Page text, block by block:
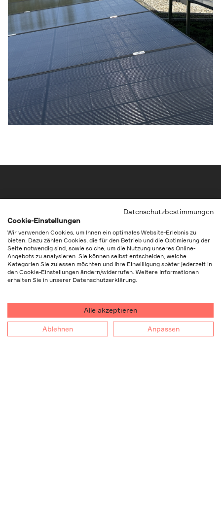
The vision to empower
Voltavision
Datenschutzbestimmungen
Cookie-Einstellungen
Wir verwenden Cookies, um Ihnen ein optimales Website-Erlebnis zu
bieten. Dazu zählen Cookies, die für den Betrieb und die Optimierung der
Seite notwendig sind, sowie solche, um die Nutzung unseres Online-
Angebots zu analysieren. Sie können selbst entscheiden, welche
Kategorien Sie zulassen möchten und Ihre Einwilligung später jederzeit in
den Cookie-Einstellungen ändern/widerrufen. Weitere Informationen
erhalten Sie in unserer Datenschutzerklärung.
Alle akzeptieren
Ablehnen Anpassen